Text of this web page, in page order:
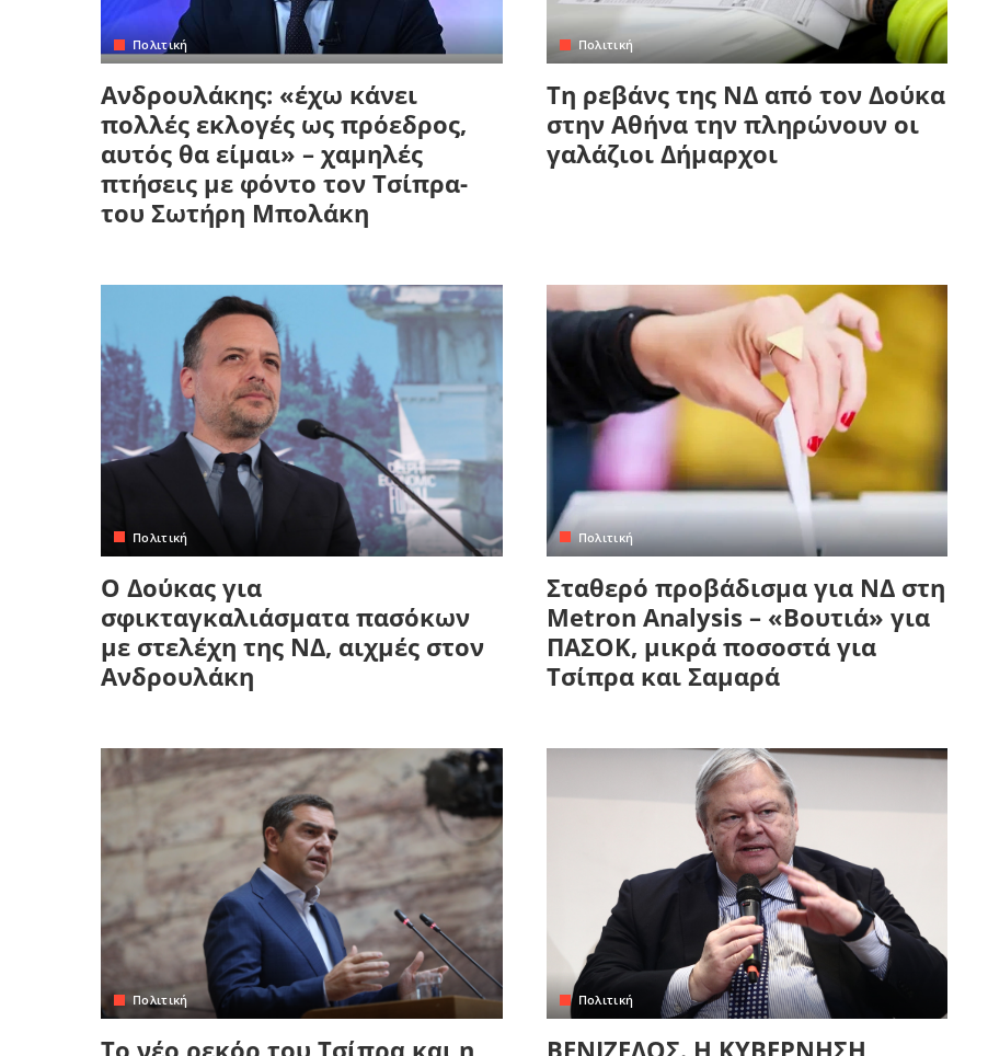
Πολιτική
Ανδρουλάκης: «έχω κάνει
πολλές εκλογές ως πρόεδρος,
αυτός θα είμαι» – χαμηλές
πτήσεις με φόντο τον Τσίπρα-
του Σωτήρη Μπολάκη
Πολιτική
Τη ρεβάνς της ΝΔ από τον Δούκα
στην Αθήνα την πληρώνουν οι
γαλάζιοι Δήμαρχοι
Πολιτική
Ο Δούκας για
σφικταγκαλιάσματα πασόκων
με στελέχη της ΝΔ, αιχμές στον
Ανδρουλάκη
Πολιτική
Σταθερό προβάδισμα για ΝΔ στη
Metron Analysis – «Βουτιά» για
ΠΑΣΟΚ, μικρά ποσοστά για
Τσίπρα και Σαμαρά
Πολιτική Πολιτική